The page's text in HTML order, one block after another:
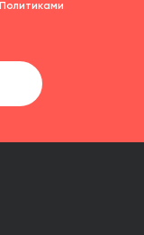
Политиками